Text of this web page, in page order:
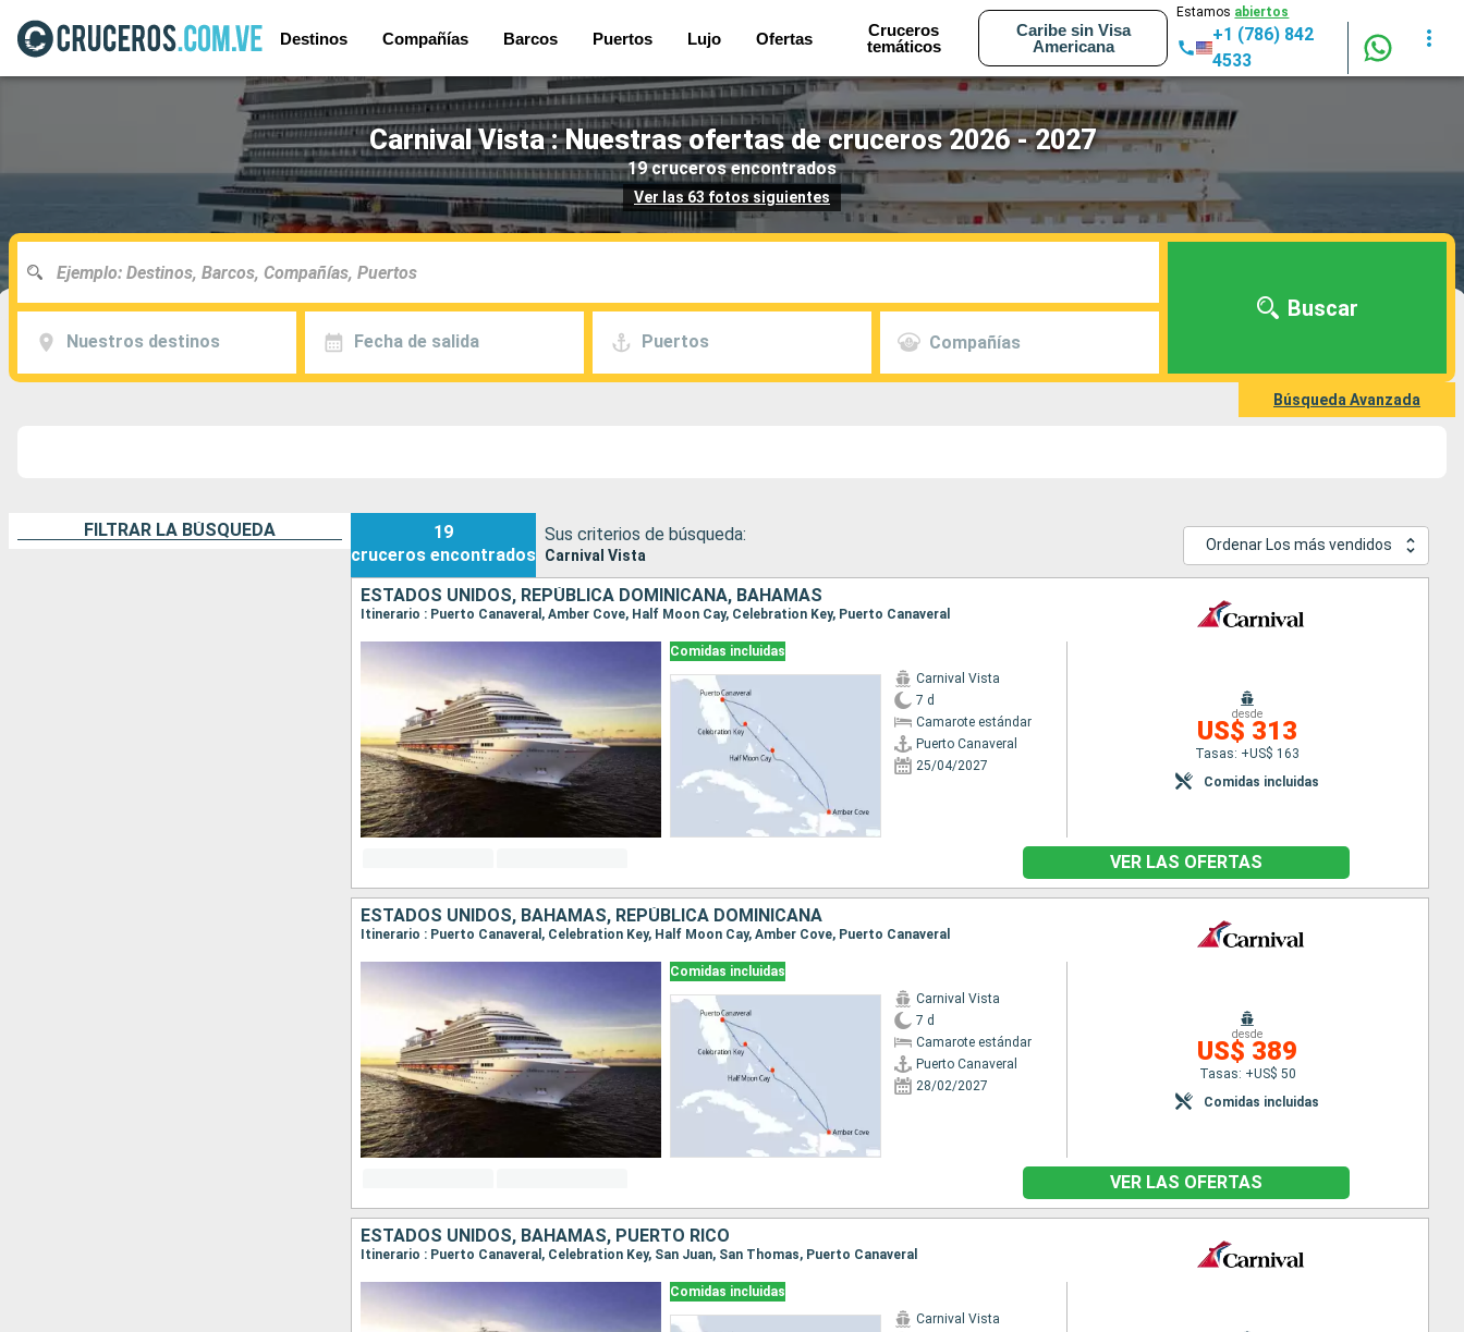
Destinos Compañías Barcos Puertos Lujo Ofertas
Cruceros
temáticos
Caribe sin Visa
Americana
Estamos abiertos
+1 (786) 842
4533
Carnival Vista : Nuestras ofertas de cruceros 2026 - 2027
19 cruceros encontrados
Ver las 63 fotos siguientes
Nuestros destinos Fecha de salida Puertos Compañías
Buscar
Búsqueda Avanzada
FILTRAR LA BÚSQUEDA
19
cruceros encontrados
Sus criterios de búsqueda:
Carnival Vista
Ordenar Los más vendidos
ESTADOS UNIDOS, REPÚBLICA DOMINICANA, BAHAMAS
Itinerario : Puerto Canaveral, Amber Cove, Half Moon Cay, Celebration Key, Puerto Canaveral
Comidas incluidas
Carnival Vista
7 d
Camarote estándar
Puerto Canaveral
25/04/2027
desde
US$ 313
Tasas: +US$ 163
Comidas incluidas
VER LAS OFERTAS
ESTADOS UNIDOS, BAHAMAS, REPÚBLICA DOMINICANA
Itinerario : Puerto Canaveral, Celebration Key, Half Moon Cay, Amber Cove, Puerto Canaveral
Comidas incluidas
Carnival Vista
7 d
Camarote estándar
Puerto Canaveral
28/02/2027
desde
US$ 389
Tasas: +US$ 50
Comidas incluidas
VER LAS OFERTAS
ESTADOS UNIDOS, BAHAMAS, PUERTO RICO
Itinerario : Puerto Canaveral, Celebration Key, San Juan, San Thomas, Puerto Canaveral
Comidas incluidas
Carnival Vista